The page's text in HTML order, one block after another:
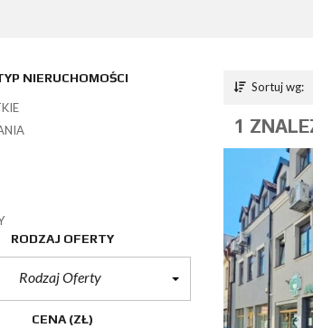
NIERUCHOMOŚCI
RODZAJ OFERTY
Rodzaj Oferty
CENA (ZŁ)
Sortuj wg:
1